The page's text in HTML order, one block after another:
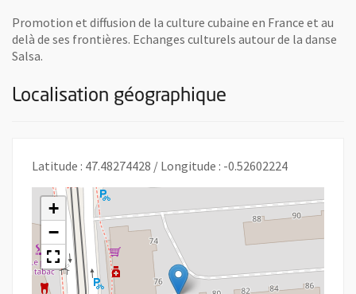
Promotion et diffusion de la culture cubaine en France et au
delà de ses frontières. Echanges culturels autour de la danse
Salsa.
Localisation géographique
Latitude : 47.48274428 / Longitude : -0.52602224
+
−